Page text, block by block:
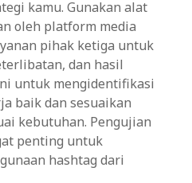
kamu. Gunakan alat
oleh platform media
pihak ketiga untuk
dan hasil
untuk mengidentifikasi
baik dan sesuaikan
kebutuhan. Pengujian
penting untuk
hashtag dari